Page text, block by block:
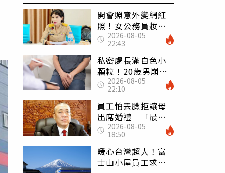
開會照意外變網紅
照！女公務員妝容
掀2千則留言 本人
怒嗆：化妝有錯嗎
2026-08-05
22:43
私密處長滿白色小
顆粒！20歲男崩潰
求診 醫曝5大真相
別再誤會
2026-08-05
22:10
員工怕丟臉拒讓母
出席婚禮 「最愛
發錢老闆」震怒開
除：我看不起你
2026-08-05
18:50
暖心台灣超人！富
士山小屋員工求助